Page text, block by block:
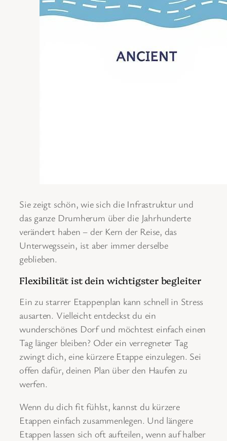
Sie zeigt schön, wie sich die Infrastruktur und
das ganze Drumherum über die Jahrhunderte
verändert haben – der Kern der Reise, das
Unterwegssein, ist aber immer derselbe
geblieben.
Flexibilität ist dein wichtigster begleiter
Ein zu starrer Etappenplan kann schnell in Stress
ausarten. Vielleicht entdeckst du ein
wunderschönes Dorf und möchtest einfach einen
Tag länger bleiben? Oder ein verregneter Tag
zwingt dich, eine kürzere Etappe einzulegen. Sei
offen dafür, deinen Plan über den Haufen zu
werfen.
Wenn du dich fit fühlst, kannst du kürzere
Etappen einfach zusammenlegen. Und längere
Etappen lassen sich oft aufteilen, wenn auf halber